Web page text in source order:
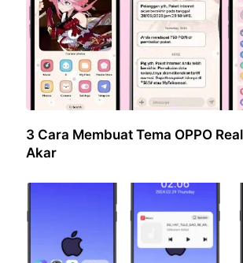
3 Cara Membuat Tema OPPO
Akar